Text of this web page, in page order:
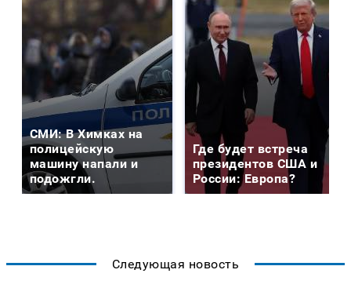
СМИ: В Химках на
полицейскую
машину напали и
подожгли.
Где будет встреча
президентов США и
России: Европа?
Следующая новость